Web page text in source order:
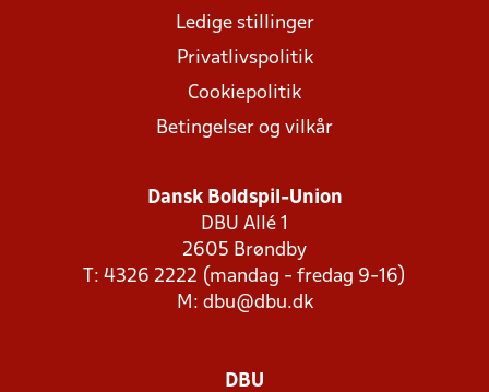
Ledige stillinger
Privatlivspolitik
Cookiepolitik
Betingelser og vilkår
Dansk Boldspil-Union
DBU Allé 1
2605 Brøndby
T: 4326 2222 (mandag - fredag 9-16)
M: dbu@dbu.dk
DBU